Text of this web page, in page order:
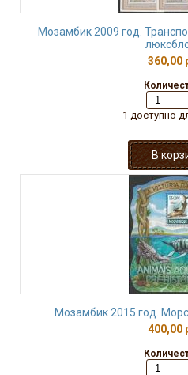
Мозамбик 2009 год.
360,00
1 доступно
Мозамбик 2015 год.
400,00